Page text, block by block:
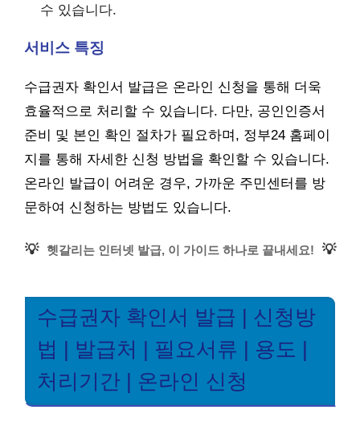
수 있습니다.
서비스 특징
수급권자 확인서 발급은 온라인 신청을 통해 더욱
효율적으로 처리할 수 있습니다. 다만, 공인인증서
준비 및 본인 확인 절차가 필요하며, 정부24 홈페이
지를 통해 자세한 신청 방법을 확인할 수 있습니다.
온라인 발급이 어려운 경우, 가까운 주민센터를 방
문하여 신청하는 방법도 있습니다.
💡 헷갈리는 인터넷 발급, 이 가이드 하나로 끝내세요! 💡
수급권자 확인서 발급 | 신청방
법 | 발급처 | 필요서류 | 용도 |
처리기간 | 온라인 신청